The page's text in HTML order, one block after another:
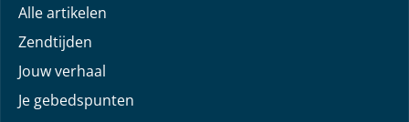
Alle artikelen
Zendtijden
Jouw verhaal
Je gebedspunten